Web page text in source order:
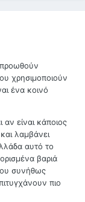
προωθούν
χρησιμοποιούν
ένα κοινό
αν είναι κάποιος
λαμβάνει
αυτό το
βαριά
συνήθως
πιο